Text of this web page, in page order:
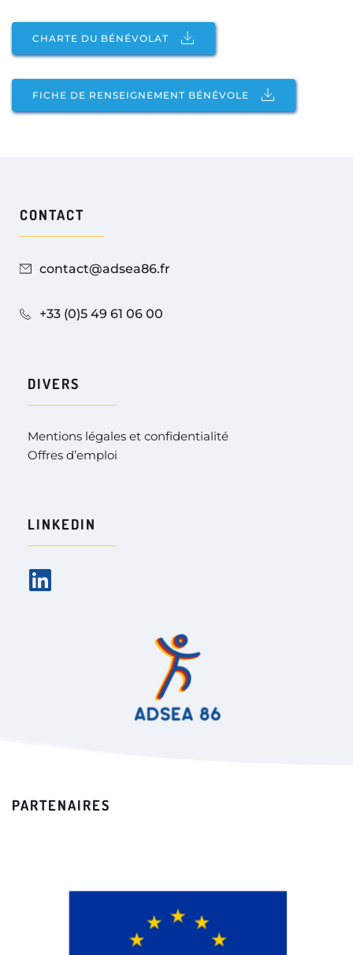
CHARTE DU BÉNÉVOLAT
FICHE DE RENSEIGNEMENT BÉNÉVOLE
CONTACT
contact@adsea86.fr
+33 (0)5 49 61 06 00
DIVERS
Mentions légales et confidentialité
Offres d’emploi
LINKEDIN
PARTENAIRES